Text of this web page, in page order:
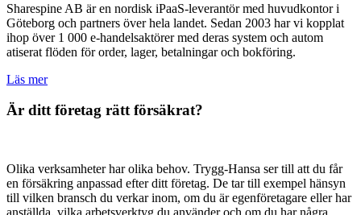
Sharespine AB är en nordisk iPaaS-leverantör med huvudkontor i
Göteborg och partners över hela landet. Sedan 2003 har vi kopplat
ihop över 1 000 e-handelsaktörer med deras system och autom
atiserat flöden för order, lager, betalningar och bokföring.
Läs mer
Är ditt företag rätt försäkrat?
Olika verksamheter har olika behov. Trygg-Hansa ser till att du får
en försäkring anpassad efter ditt företag. De tar till exempel hänsyn
till vilken bransch du verkar inom, om du är egenföretagare eller har
anställda, vilka arbetsverktyg du använder och om du har några